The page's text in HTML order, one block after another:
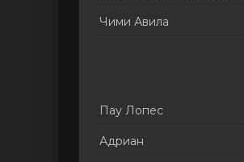
Чими Авила
Пау Лопес
Адриан